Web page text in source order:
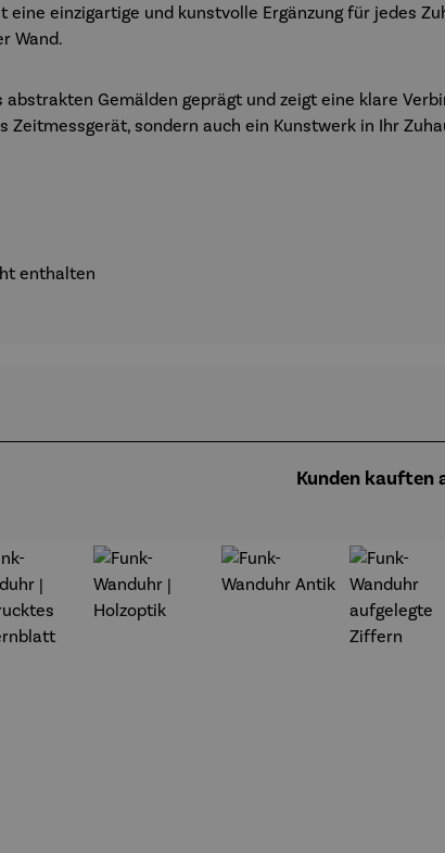
eine einzigartige und kunstvolle Ergänzung für jedes
Wand.
Gemälden geprägt und zeigt eine klare
Zeitmessgerät, sondern auch ein Kunstwerk in Ihr
enthalten
Kunden kauften